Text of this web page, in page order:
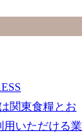
関東食糧とお
用いただける業